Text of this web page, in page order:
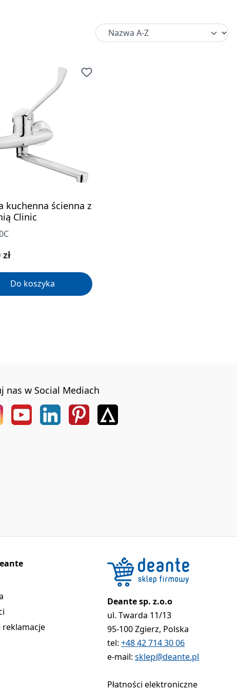
kuchenna ścienna z
Clinic
Do koszyka
nas w Social Mediach
reklamacje
Deante sp. z.o.o
ul. Twarda 11/13
95-100 Zgierz, Polska
tel:+48 42 714 30 06
e-mail:sklep@deante.pl
Płatności elektroniczne